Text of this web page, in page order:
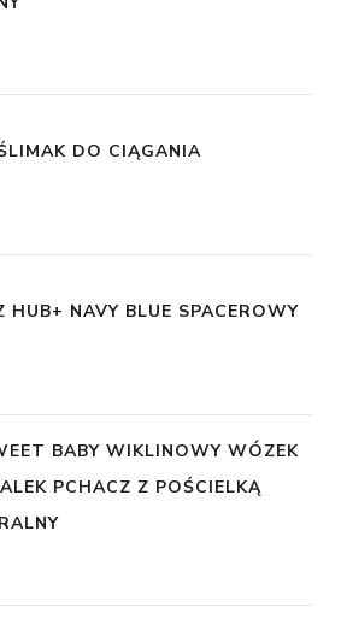
DO CIĄGANIA
HUB+ NAVY BLUE SPACEROWY
BABY WIKLINOWY WÓZEK
PCHACZ Z POŚCIELKĄ